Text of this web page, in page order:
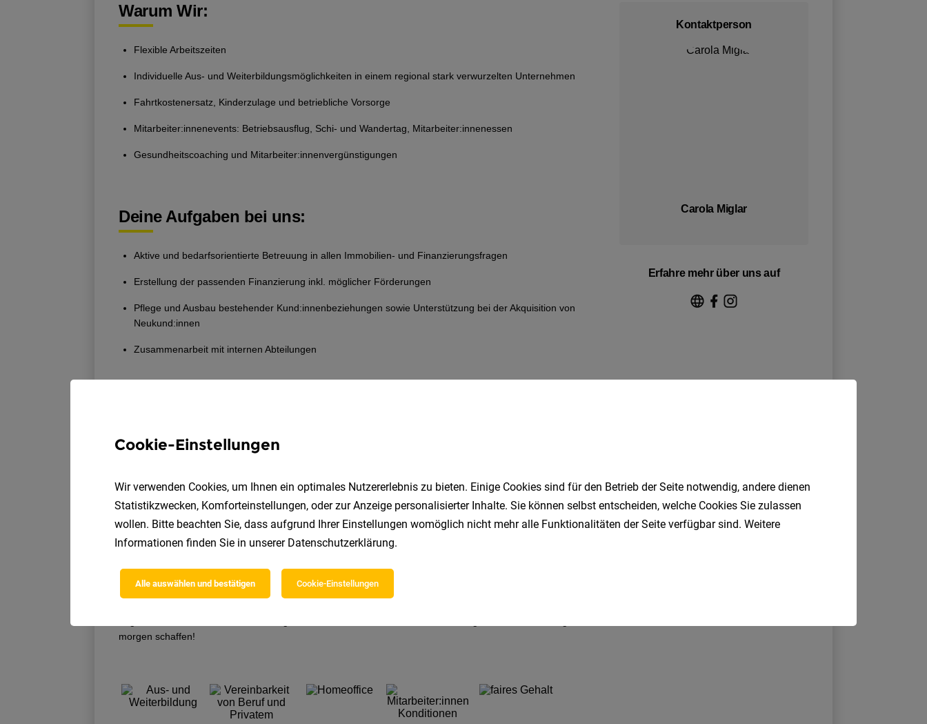
Cookie-Einstellungen
Wir verwenden Cookies, um Ihnen ein optimales Nutzererlebnis zu bieten. Einige Cookies sind für den Betrieb der Seite notwendig, andere dienen
Statistikzwecken, Komforteinstellungen, oder zur Anzeige personalisierter Inhalte. Sie können selbst entscheiden, welche Cookies Sie zulassen
wollen. Bitte beachten Sie, dass aufgrund Ihrer Einstellungen womöglich nicht mehr alle Funktionalitäten der Seite verfügbar sind. Weitere
Informationen finden Sie in unserer Datenschutzerklärung.
Alle auswählen und bestätigen Cookie-Einstellungen